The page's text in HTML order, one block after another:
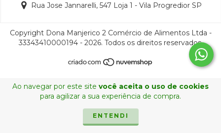
Ao navegar por este site você aceita o uso de cookies
para agilizar a sua experiência de compra.
ENTENDI
Rua Jose Jannarelli, 547 Loja 1 - Vila Progredior SP
Copyright Dona Manjerico 2 Comércio de Alimentos Ltda -
33343410000194 - 2026. Todos os direitos reservados.